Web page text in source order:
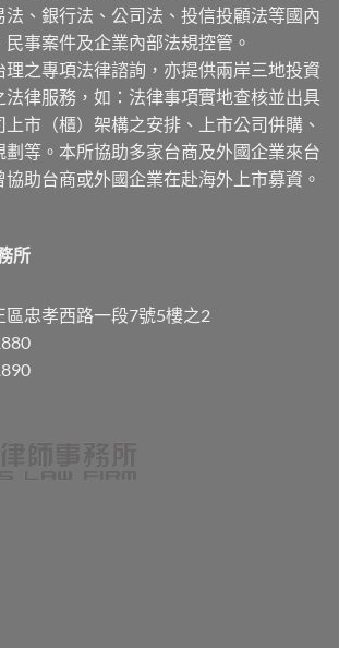
法、銀行法、公司法、投信投顧法等國內
事案件及企業內部法規控管。
理之專項法律諮詢，亦提供兩岸三地投資
法律服務，如：法律事項實地查核並出具
市（櫃）架構之安排、上市公司併購、
等。本所協助多家台商及外國企業來台
協助台商或外國企業在赴海外上市募資。
所
忠孝西路一段7號5樓之2